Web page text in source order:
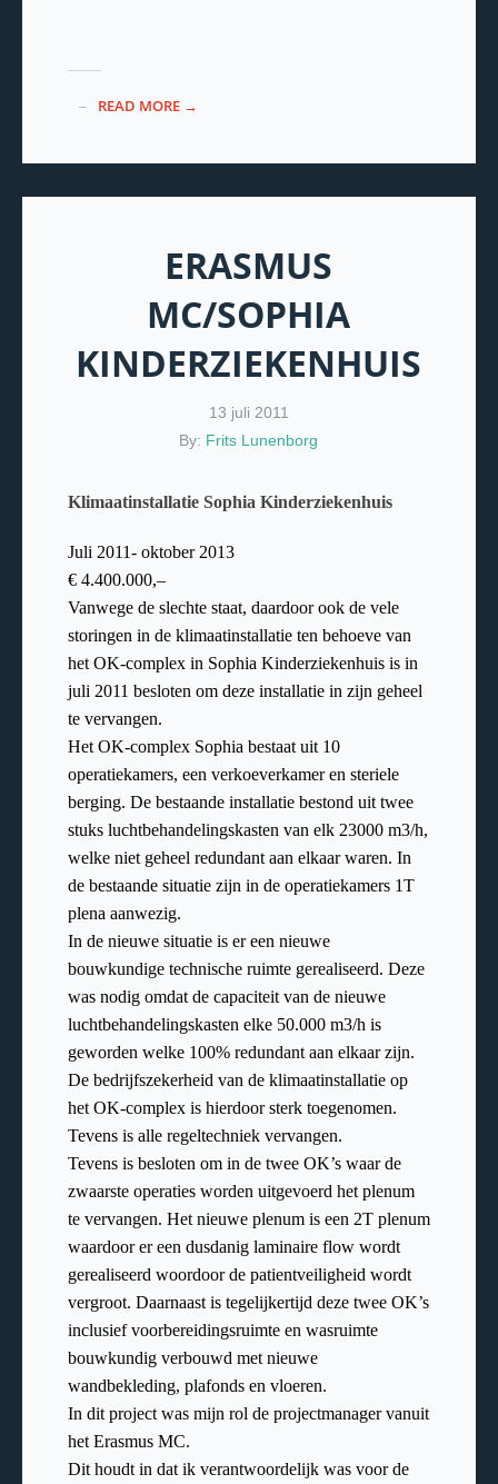
READ MORE →
ERASMUS
MC/SOPHIA
KINDERZIEKENHUIS
13 juli 2011
By: Frits Lunenborg
Klimaatinstallatie Sophia Kinderziekenhuis
Juli 2011- oktober 2013
€ 4.400.000,–
Vanwege de slechte staat, daardoor ook de vele
storingen in de klimaatinstallatie ten behoeve van
het OK-complex in Sophia Kinderziekenhuis is in
juli 2011 besloten om deze installatie in zijn geheel
te vervangen.
Het OK-complex Sophia bestaat uit 10
operatiekamers, een verkoeverkamer en steriele
berging. De bestaande installatie bestond uit twee
stuks luchtbehandelingskasten van elk 23000 m3/h,
welke niet geheel redundant aan elkaar waren. In
de bestaande situatie zijn in de operatiekamers 1T
plena aanwezig.
In de nieuwe situatie is er een nieuwe
bouwkundige technische ruimte gerealiseerd. Deze
was nodig omdat de capaciteit van de nieuwe
luchtbehandelingskasten elke 50.000 m3/h is
geworden welke 100% redundant aan elkaar zijn.
De bedrijfszekerheid van de klimaatinstallatie op
het OK-complex is hierdoor sterk toegenomen.
Tevens is alle regeltechniek vervangen.
Tevens is besloten om in de twee OK’s waar de
zwaarste operaties worden uitgevoerd het plenum
te vervangen. Het nieuwe plenum is een 2T plenum
waardoor er een dusdanig laminaire flow wordt
gerealiseerd woordoor de patientveiligheid wordt
vergroot. Daarnaast is tegelijkertijd deze twee OK’s
inclusief voorbereidingsruimte en wasruimte
bouwkundig verbouwd met nieuwe
wandbekleding, plafonds en vloeren.
In dit project was mijn rol de projectmanager vanuit
het Erasmus MC.
Dit houdt in dat ik verantwoordelijk was voor de